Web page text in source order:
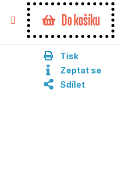
Do košíku
Tisk
Zeptat se
Sdílet